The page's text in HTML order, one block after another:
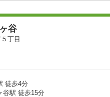
谷
丁目
徒歩4分
谷駅 徒歩15分